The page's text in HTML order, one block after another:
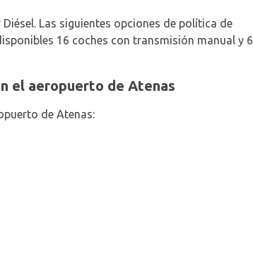
Las siguientes opciones de política de
16 coches con transmisión manual y 6
el aeropuerto de Atenas
de Atenas: